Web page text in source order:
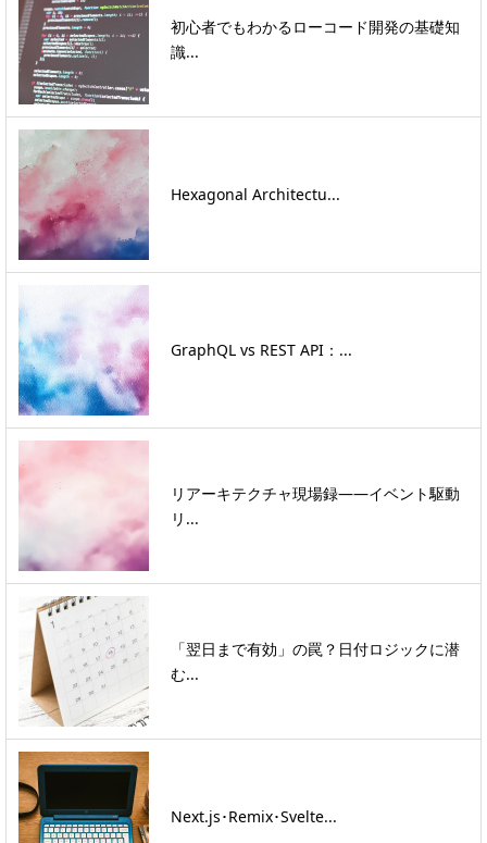
初心者でもわかるローコード開発の基礎知
識...
Hexagonal Architectu...
GraphQL vs REST API：...
リアーキテクチャ現場録――イベント駆動
リ...
「翌日まで有効」の罠？日付ロジックに潜
む...
Next.js･Remix･Svelte...